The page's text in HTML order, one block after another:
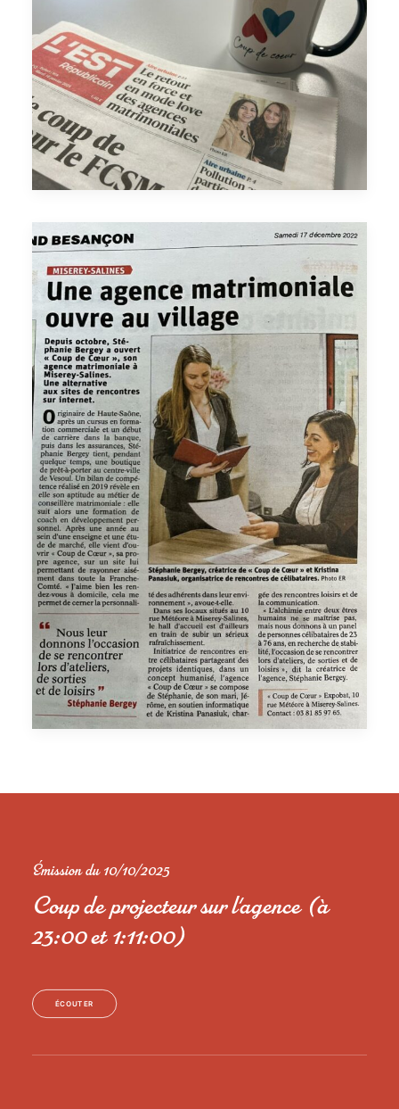
Émission du 10/10/2025
Coup de projecteur sur l'agence (à
23:00 et 1:11:00)
ÉCOUTER